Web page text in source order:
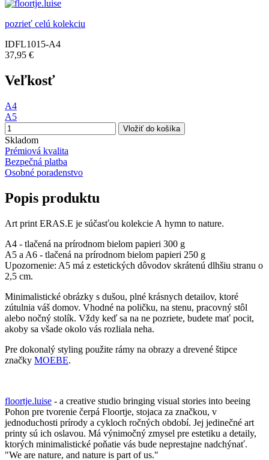
pozrieť celú kolekciu
IDFL1015-A4
37,95 €
Veľkosť
A4
A5
Vložiť do košíka
Skladom
Prémiová kvalita
Bezpečná platba
Osobné poradenstvo
Popis produktu
Art print ERAS.E je súčasťou kolekcie A hymn to nature.
A4 - tlačená na prírodnom bielom papieri 300 g
A5 a A6 - tlačená na prírodnom bielom papieri 250 g
Upozornenie: A5 má z estetických dôvodov skrátenú dlhšiu stranu o
2,5 cm.
Minimalistické obrázky s dušou, plné krásnych detailov, ktoré
zútulnia váš domov. Vhodné na poličku, na stenu, pracovný stôl
alebo nočný stolík. Vždy keď sa na ne pozriete, budete mať pocit,
akoby sa všade okolo vás rozliala neha.
Pre dokonalý styling použite rámy na obrazy a drevené štipce
značky MOEBE.
floortje.luise - a creative studio bringing visual stories into beeing
Pohon pre tvorenie čerpá Floortje, stojaca za značkou, v
jednoduchosti prírody a cykloch ročných období. Jej jedinečné art
printy sú ich oslavou. Má výnimočný zmysel pre estetiku a detaily,
ktorých minimalistické poňatie vás bude neprestajne nadchýnať.
"We are nature, and nature is part of us."